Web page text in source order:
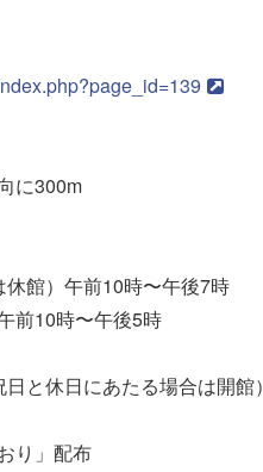
に300m
館）午前10時〜午後7時
10時〜午後5時
と休日にあたる場合は開館）
り」配布